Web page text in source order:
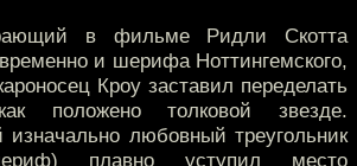
в фильме Ридли Скотта
и шерифа Ноттингемского,
Кроу заставил переделать
положено толковой звезде.
изначально любовный треугольник
шериф) плавно уступил место